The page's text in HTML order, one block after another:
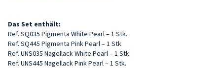
Das Set enthält:
Ref. SQ035 Pigmenta White Pearl – 1 Stk.
Ref. SQ445 Pigmenta Pink Pearl – 1 Stk
Ref. UNS035 Nagellack White Pearl – 1 Stk
Ref. UNS445 Nagellack Pink Pearl – 1 Stk.